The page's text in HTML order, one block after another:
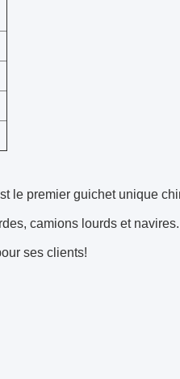
le premier guichet unique
camions lourds et navires.
ses clients!